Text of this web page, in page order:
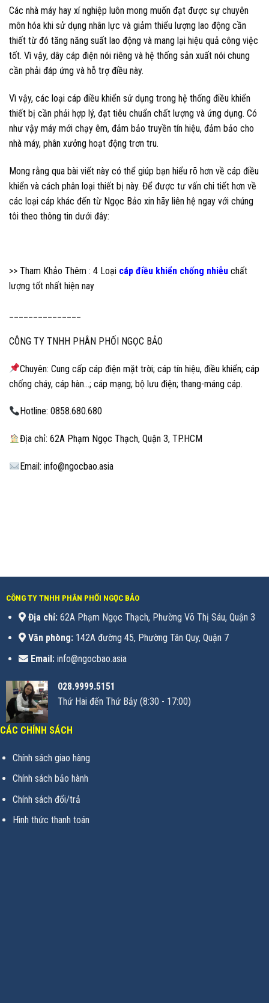
Các nhà máy hay xí nghiệp luôn mong muốn đạt được sự chuyên
môn hóa khi sử dụng nhân lực và giảm thiểu lượng lao động cần
thiết từ đó tăng năng suất lao động và mang lại hiệu quả công việc
tốt. Vì vậy, dây cáp điện nói riêng và hệ thống sản xuất nói chung
cần phải đáp ứng và hỗ trợ điều này.
Vì vậy, các loại cáp điều khiển sử dụng trong hệ thống điều khiển
thiết bị cần phải hợp lý, đạt tiêu chuẩn chất lượng và ứng dụng. Có
như vậy máy mới chạy êm, đảm bảo truyền tín hiệu, đảm bảo cho
nhà máy, phân xưởng hoạt động trơn tru.
Mong rằng qua bài viết này có thể giúp bạn hiểu rõ hơn về cáp điều
khiển và cách phân loại thiết bị này. Để được tư vấn chi tiết hơn về
các loại cáp khác đến từ Ngọc Bảo xin hãy liên hệ ngay với chúng
tôi theo thông tin dưới đây:
>> Tham Khảo Thêm : 4 Loại cáp điều khiển chống nhiễu chất
lượng tốt nhất hiện nay
CÔNG TY TNHH PHÂN PHỐI NGỌC BẢO
Chuyên: Cung cấp cáp điện mặt trời; cáp tín hiệu, điều khiển; cáp
chống cháy, cáp hàn…; cáp mạng; bộ lưu điện; thang-máng cáp.
Hotline: 0858.680.680
Địa chỉ: 62A Phạm Ngọc Thạch, Quận 3, TP.HCM
Email: info@ngocbao.asia
CÔNG TY TNHH PHÂN PHỐI NGỌC BẢO
Địa chỉ:62A Phạm Ngọc Thạch, Phường Võ Thị Sáu, Quận 3
Văn phòng:142A đường 45, Phường Tân Quy, Quận 7
Email:info@ngocbao.asia
028.9999.5151
Thứ Hai đến Thứ Bảy (8:30 - 17:00)
CÁC CHÍNH SÁCH
Chính sách giao hàng
Chính sách bảo hành
Chính sách đổi/trả
Hình thức thanh toán